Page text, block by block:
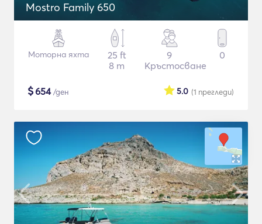
Mostro Family 650
Моторна яхта
25 ft
8 m
9
Кръстосване
0
$654/ден (1 прегледи)
5.0